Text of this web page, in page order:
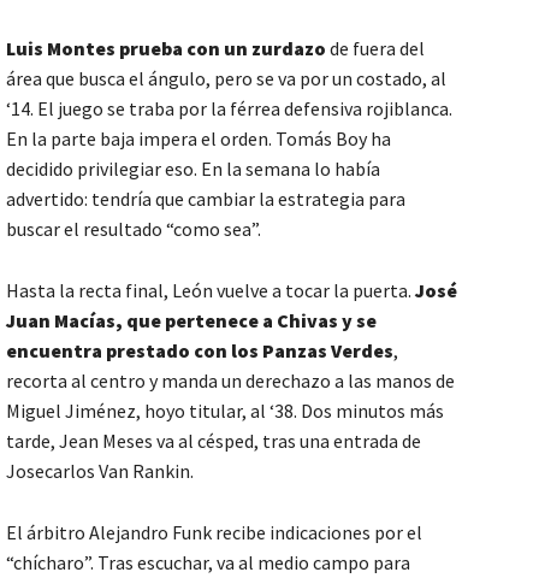
Luis Montes prueba con un zurdazo de fuera del
área que busca el ángulo, pero se va por un costado, al
‘14. El juego se traba por la férrea defensiva rojiblanca.
En la parte baja impera el orden. Tomás Boy ha
decidido privilegiar eso. En la semana lo había
advertido: tendría que cambiar la estrategia para
buscar el resultado “como sea”.
Hasta la recta final, León vuelve a tocar la puerta. José
Juan Macías, que pertenece a Chivas y se
encuentra prestado con los Panzas Verdes,
recorta al centro y manda un derechazo a las manos de
Miguel Jiménez, hoyo titular, al ‘38. Dos minutos más
tarde, Jean Meses va al césped, tras una entrada de
Josecarlos Van Rankin.
El árbitro Alejandro Funk recibe indicaciones por el
“chícharo”. Tras escuchar, va al medio campo para